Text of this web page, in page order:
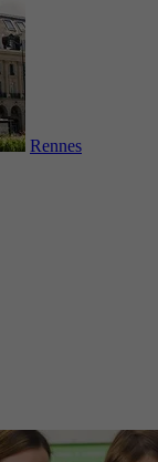
Rennes